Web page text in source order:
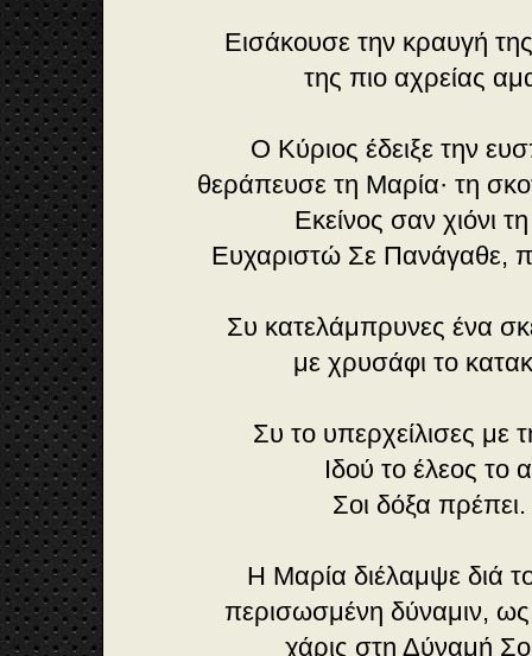
Εισάκουσε την κραυγή
της πιο αχρείας
Ο Κύριος έδειξε την
θεράπευσε τη Μαρία· τη
Εκείνος σαν χιόνι
Ευχαριστώ Σε Πανάγαθε,
Συ κατελάμπρυνες ένα
με χρυσάφι το
Συ το υπερχείλισες με
Ιδού το έλεος το
Σοι δόξα
Η Μαρία διέλαμψε διά
περισωσμένη δύναμιν,
χάρις στη Δύναμή